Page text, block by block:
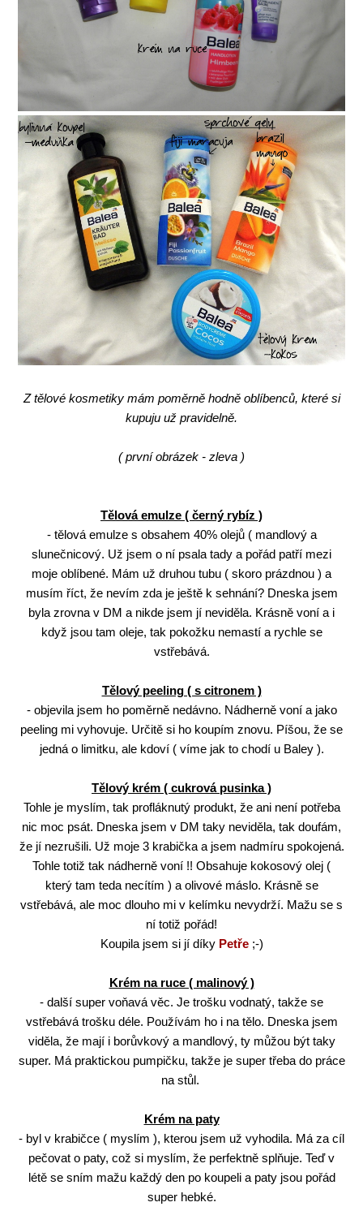
Z tělové kosmetiky mám poměrně hodně oblíbenců, které si
kupuju už pravidelně.
( první obrázek - zleva )
Tělová emulze ( černý rybíz )
- tělová emulze s obsahem 40% olejů ( mandlový a
slunečnicový. Už jsem o ní psala tady a pořád patří mezi
moje oblíbené. Mám už druhou tubu ( skoro prázdnou ) a
musím říct, že nevím zda je ještě k sehnání? Dneska jsem
byla zrovna v DM a nikde jsem jí neviděla. Krásně voní a i
když jsou tam oleje, tak pokožku nemastí a rychle se
vstřebává.
Tělový peeling ( s citronem )
- objevila jsem ho poměrně nedávno. Nádherně voní a jako
peeling mi vyhovuje. Určitě si ho koupím znovu. Píšou, že se
jedná o limitku, ale kdoví ( víme jak to chodí u Baley ).
Tělový krém ( cukrová pusinka )
Tohle je myslím, tak profláknutý produkt, že ani není potřeba
nic moc psát. Dneska jsem v DM taky neviděla, tak doufám,
že jí nezrušili. Už moje 3 krabička a jsem nadmíru spokojená.
Tohle totiž tak nádherně voní !! Obsahuje kokosový olej (
který tam teda necítím ) a olivové máslo. Krásně se
vstřebává, ale moc dlouho mi v kelímku nevydrží. Mažu se s
ní totiž pořád!
Koupila jsem si jí díky Petře;-)
Krém na ruce ( malinový )
- další super voňavá věc. Je trošku vodnatý, takže se
vstřebává trošku déle. Používám ho i na tělo. Dneska jsem
viděla, že mají i borůvkový a mandlový, ty můžou být taky
super. Má praktickou pumpičku, takže je super třeba do práce
na stůl.
Krém na paty
- byl v krabičce ( myslím ), kterou jsem už vyhodila. Má za cíl
pečovat o paty, což si myslím, že perfektně splňuje. Teď v
létě se sním mažu každý den po koupeli a paty jsou pořád
super hebké.